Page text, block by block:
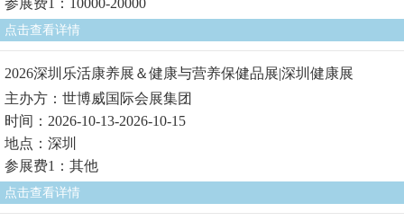
参展费1：10000-20000
点击查看详情
2026深圳乐活康养展＆健康与营养保健品展|深圳健康展
主办方：世博威国际会展集团
时间：2026-10-13-2026-10-15
地点：深圳
参展费1：其他
点击查看详情